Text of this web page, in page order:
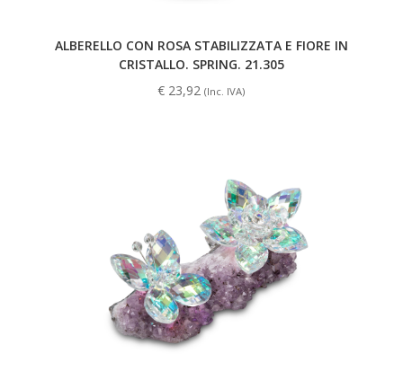
ALBERELLO CON ROSA STABILIZZATA E FIORE IN
CRISTALLO. SPRING. 21.305
€ 23,92 (Inc. IVA)